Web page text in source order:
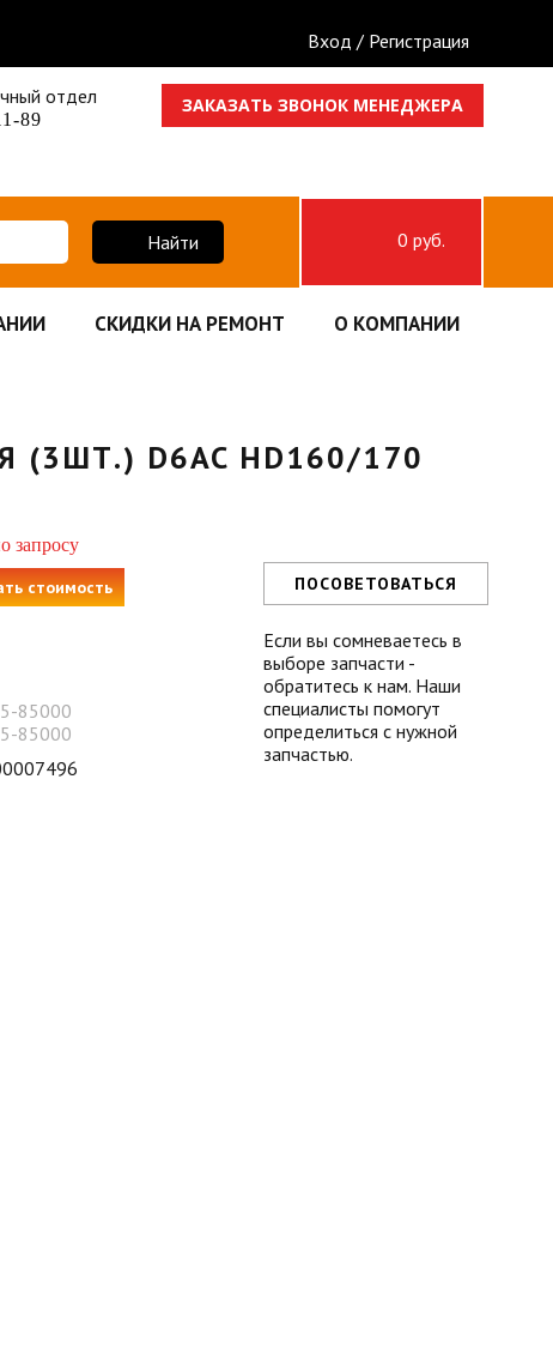
Вход / Регистрация
ЗАКАЗАТЬ ЗВОНОК МЕНЕДЖЕРА
отдел
89
Найти 0 руб.
СКИДКИ НА РЕМОНТ О КОМПАНИИ
D6AC HD160/170
запросу
стоимость
85000
85000
ПОСОВЕТОВАТЬСЯ
Если вы сомневаетесь в
выборе запчасти -
обратитесь к нам. Наши
специалисты помогут
определиться с нужной
запчастью.